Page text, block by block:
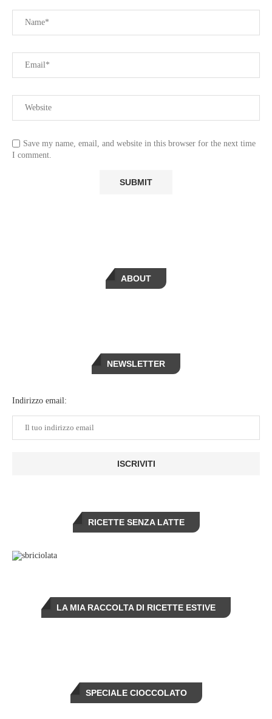
Save my name, email, and website in this browser for the next time
I comment.
ABOUT
NEWSLETTER
Indirizzo email:
RICETTE SENZA LATTE
LA MIA RACCOLTA DI RICETTE ESTIVE
SPECIALE CIOCCOLATO